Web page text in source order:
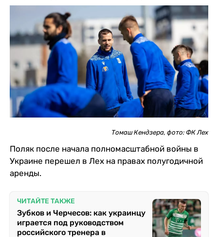
Томаш Кендзера, фото: ФК Лех
Поляк после начала полномасштабной войны в
Украине перешел в Лех на правах полугодичной
аренды.
ЧИТАЙТЕ ТАКЖЕ
Зубков и Черчесов: как украинцу
играется под руководством
российского тренера в